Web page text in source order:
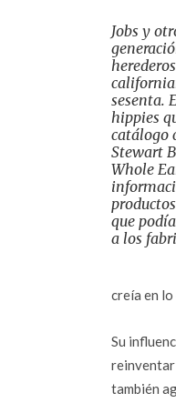
Jobs y
sesenta.
hippies
catálogo
Stewart
Whole
que
a los
creía en lo
Su
reinventar
también